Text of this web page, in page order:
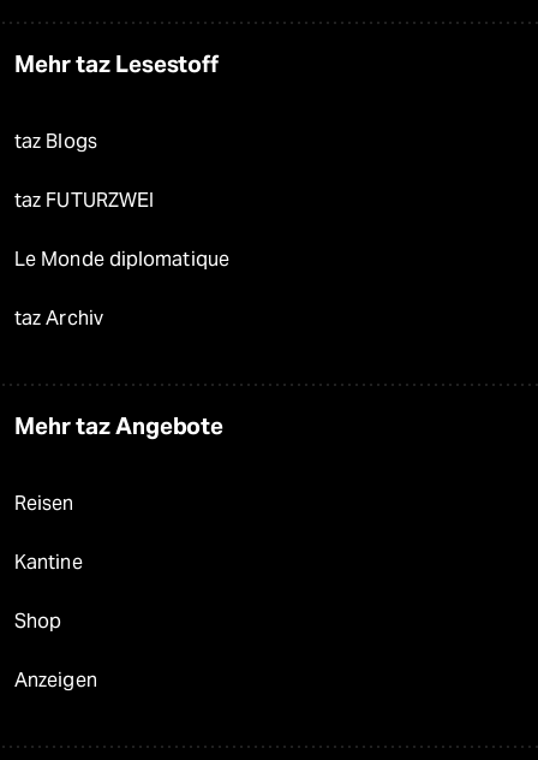
Mehr taz Lesestoff
taz Blogs
taz FUTURZWEI
Le Monde diplomatique
taz Archiv
Mehr taz Angebote
Reisen
Kantine
Shop
Anzeigen